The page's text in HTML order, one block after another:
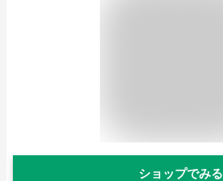
ショップでみる